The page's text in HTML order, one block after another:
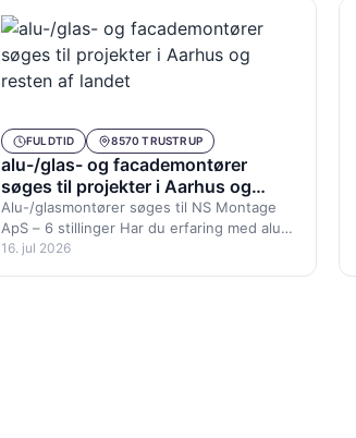
FULDTID 8570 TRUSTRUP
alu-/glas- og facademontører
søges til projekter i Aarhus og
resten af landet
Alu-/glasmontører søges til NS Montage
ApS – 6 stillinger Har du erfaring med alu-
og glasmontage, eller kommer…
16. jul 2026